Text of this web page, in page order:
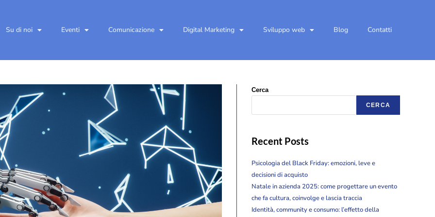
Su di noi Eventi Comunicazione Digital Marketing Sviluppo web Blog Contatti
Cerca
CERCA
Recent Posts
Psicologia del Black Friday: emozioni, leve e
decisioni di acquisto
Natale in azienda 2025: come progettare un evento
che fa cultura, coinvolge e lascia traccia
Identità, community e consumo: l’effetto della